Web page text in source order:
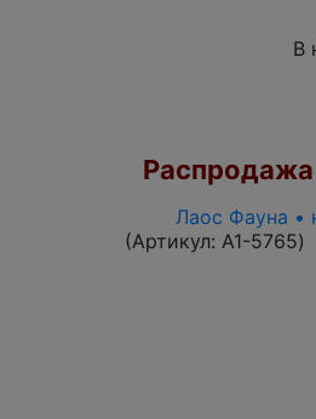
В
Распродажа
Лаос Фауна •
(Артикул: A1-5765)